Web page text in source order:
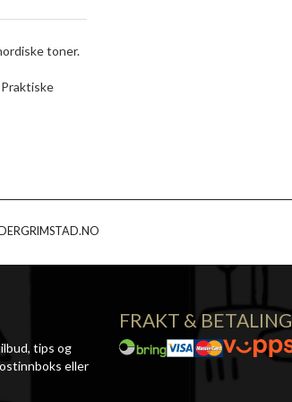
toner.
tips og
eller
FRAKT & BETALING